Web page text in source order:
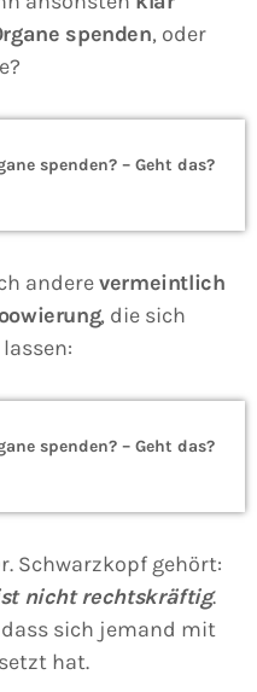
spenden, oder
spenden? – Geht das?
anderevermeintlich
, die sich
spenden? – Geht das?
Schwarzkopf gehört:
nicht rechtskräftig.
dass sich jemand mit
hat.